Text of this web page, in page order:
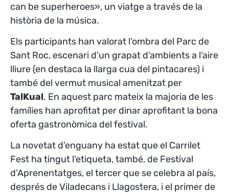
can be superheroes», un viatge a través de la
història de la música.
Els participants han valorat l’ombra del Parc de
Sant Roc, escenari d’un grapat d’ambients a l’aire
lliure (en destaca la llarga cua del pintacares) i
també del vermut musical amenitzat per
TalKual. En aquest parc mateix la majoria de les
famílies han aprofitat per dinar aprofitant la bona
oferta gastronòmica del festival.
La novetat d’enguany ha estat que el Carrilet
Fest ha tingut l’etiqueta, també, de Festival
d’Aprenentatges, el tercer que se celebra al país,
després de Viladecans i Llagostera, i el primer de